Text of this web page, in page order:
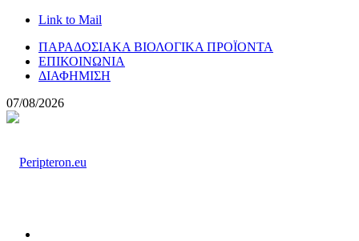
Link to Mail
ΠΑΡΑΔΟΣΙΑΚΑ ΒΙΟΛΟΓΙΚΑ ΠΡΟΪΟΝΤΑ
ΕΠΙΚΟΙΝΩΝΙΑ
ΔΙΑΦΗΜΙΣΗ
07/08/2026